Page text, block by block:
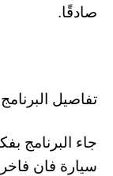
صادقًا.
تفاصيل البرنامج
جاء البرنامج
سيارة فان